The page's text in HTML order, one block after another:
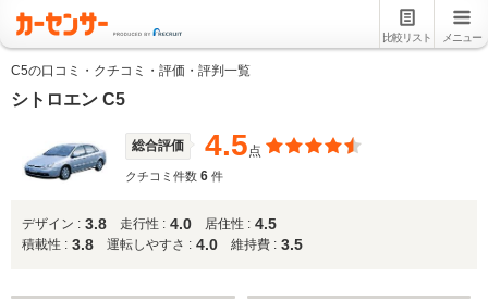
比較リスト メニュー
C5の口コミ・クチコミ・評価・評判一覧
シトロエン C5
総合評価 4.5点
クチコミ件数 6 件
デザイン : 3.8 走行性 : 4.0 居住性 : 4.5
積載性 : 3.8 運転しやすさ : 4.0 維持費 : 3.5